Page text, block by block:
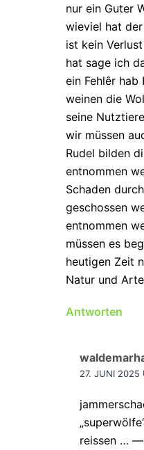
nur ein Guter
wieviel hat
ist kein
hat sage ich
ein Fehlêr
weinen die
seine
wir müssen
Rudel bilden
entnommen
Schaden
geschossen
entnommen
müssen es
heutigen Zeit
Natur und
Antworten
27. JUNI 2025
reissen … —